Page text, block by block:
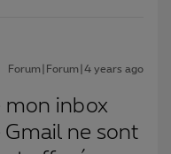
Forum|Forum|4 years ago
mon inbox
ne sont